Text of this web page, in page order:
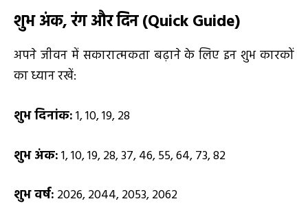
शुभ अंक,रंग और दिन (Quick Guide)
अपने जीवन में सकारात्मकता बढ़ाने के लिए इन शुभ कारकों
का ध्यान रखें:
शुभ दिनांक:1, 10, 19, 28
शुभ अंक:1, 10, 19, 28, 37, 46, 55, 64, 73, 82
शुभ वर्ष: 2026, 2044, 2053, 2062